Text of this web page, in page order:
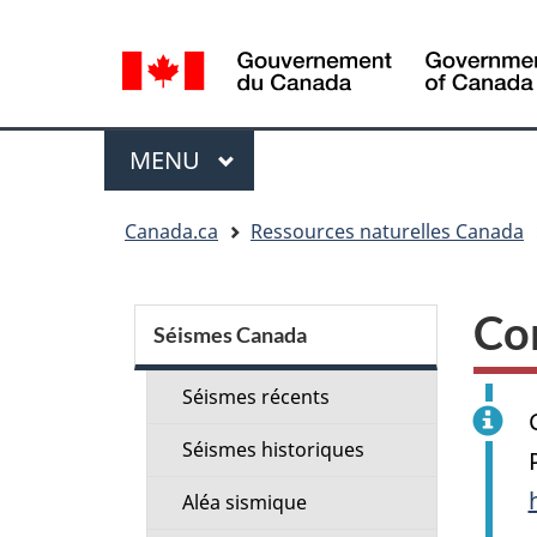
de
la
langue
Menu
MENU PRINCIPAL
Canada.ca Ressources naturelles Canada
Menu
de
la
section
Séismes Canada
Séismes récents
Séismes historiques
Aléa sismique